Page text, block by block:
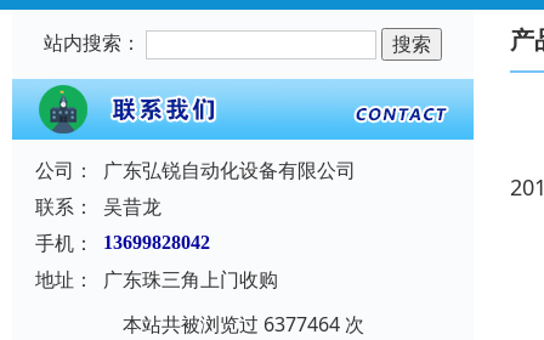
站内搜索：
公司：
广东弘锐自动化设备有限公司
联系：
吴昔龙
手机：
13699828042
地址：
广东珠三角上门收购
本站共被浏览过 6377464 次
产